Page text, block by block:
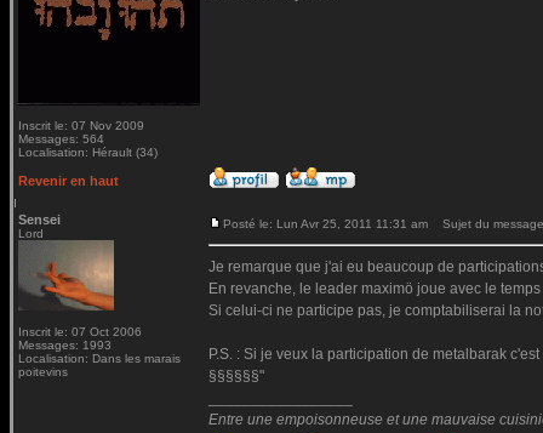
Inscrit le: 07 Nov 2009
Messages: 564
Localisation: Hérault (34)
Revenir en haut
Sensei
Lord
Inscrit le: 07 Oct 2006
Messages: 1993
Localisation: Dans les marais
poitevins
Posté le: Lun Avr 25, 2011 11:31 am Sujet du
Je remarque que j'ai eu beaucoup de
En revanche, le leader maximö joue avec le
Si celui-ci ne participe pas, je comptabiliserai la
P.S. : Si je veux la participation de metalbarak
§§§§§§"
Entre une empoisonneuse et une mauvaise